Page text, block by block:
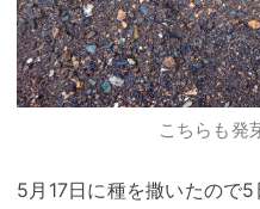
こちらも発
5月17日に種を撒いたので